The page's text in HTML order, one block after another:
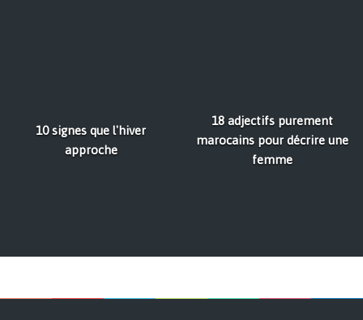
10 signes que l'hiver
approche
18 adjectifs purement
marocains pour décrire une
femme